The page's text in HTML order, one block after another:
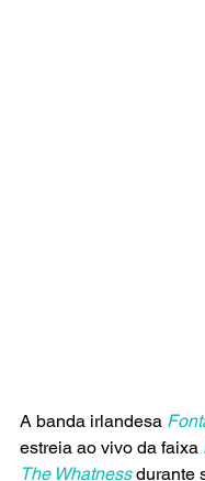
A banda irlandesa
estreia ao vivo da faixa
The Whatness durante